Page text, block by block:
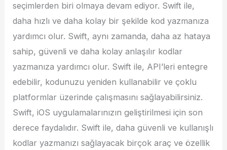
seçimlerden biri olmaya devam ediyor. Swift ile,
daha hızlı ve daha kolay bir şekilde kod yazmanıza
yardımcı olur. Swift, aynı zamanda, daha az hataya
sahip, güvenli ve daha kolay anlaşılır kodlar
yazmanıza yardımcı olur. Swift ile, API’leri entegre
edebilir, kodunuzu yeniden kullanabilir ve çoklu
platformlar üzerinde çalışmasını sağlayabilirsiniz.
Swift, iOS uygulamalarınızın geliştirilmesi için son
derece faydalıdır. Swift ile, daha güvenli ve kullanışlı
kodlar yazmanızı sağlayacak birçok araç ve özellik